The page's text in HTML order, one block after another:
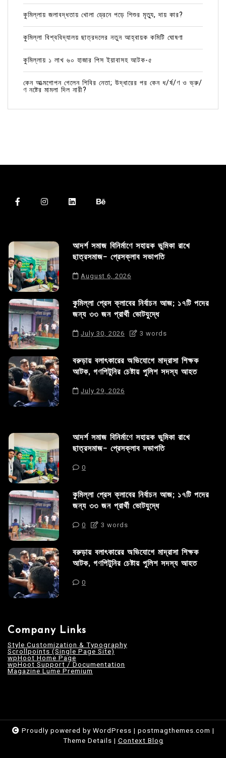
কুমিল্লায় জলাবদ্ধতায় খোলা ড্রেনে পড়ে শিশুর মৃত্যু, দায় কার?
কুমিল্লা বিশ্ববিদ্যালয় ছাত্রদলের নতুন আহ্বায়ক কমিটি ঘোষণা
কুমিল্লায় ১ লাখ ৬০ হাজার পিস ইয়াবাসহ আটক-৫
কেন আত্মগোপন গেলেন শিবির নেতা; উদ্ধারের পর কেন ধ/র্ষ/ণ ও ভ্রু/
ণ নষ্টের মামলা দিল নারী?
আদর্শ সমাজ বিনির্মাণে সহায়ক ভুমিকা রাখে
ছাত্রসমাজ- প্রেসক্লাব সভাপতি
August 6, 2026
কুমিল্লা প্রেস ক্লাবের নির্বাচন আজ; ১৭টি পদের
জন্য ৩৩ জন প্রার্থী ভোটযুদ্ধে
July 30, 2026 3 words
বরুড়ায় বলাৎকারের অভিযোগে মাদ্রাসা শিক্ষক
আটক, গণপিটুনির চেষ্টায় পুলিশ সদস্য আহত
July 29, 2026
আদর্শ সমাজ বিনির্মাণে সহায়ক ভুমিকা রাখে
ছাত্রসমাজ- প্রেসক্লাব সভাপতি
0
কুমিল্লা প্রেস ক্লাবের নির্বাচন আজ; ১৭টি পদের
জন্য ৩৩ জন প্রার্থী ভোটযুদ্ধে
0 3 words
বরুড়ায় বলাৎকারের অভিযোগে মাদ্রাসা শিক্ষক
আটক, গণপিটুনির চেষ্টায় পুলিশ সদস্য আহত
0
Company Links
Style Customization & Typography
Scrollpoints (Single Page Site)
wpHoot Home Page
wpHoot Support / Documentation
Magazine Lume Premium
Proudly powered by WordPress | postmagthemes.com |
Theme Details | Context Blog